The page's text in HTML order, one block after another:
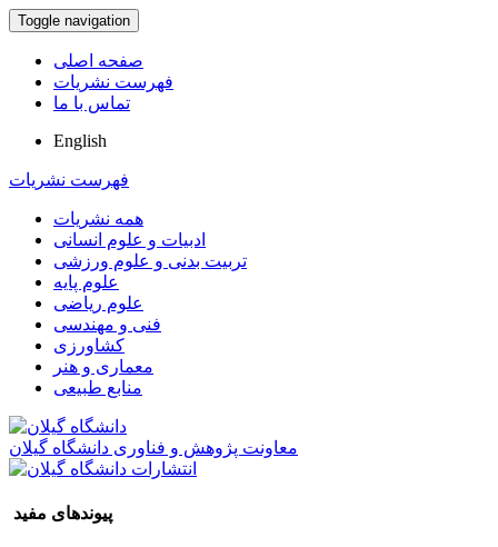
Toggle navigation
صفحه اصلی
فهرست نشریات
تماس با ما
English
فهرست نشریات
همه نشریات
ادبیات و علوم انسانی
تربیت بدنی و علوم ورزشی
علوم پایه
علوم ریاضی
فنی و مهندسی
کشاورزی
معماری و هنر
منابع طبیعی
معاونت پژوهش و فناوری دانشگاه گیلان
پیوندهای مفید